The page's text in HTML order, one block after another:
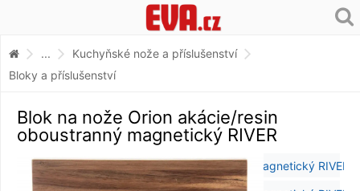
...
Kuchyňské nože a příslušenství
Bloky a příslušenství
Blok na nože Orion akácie/resin
oboustranný magnetický RIVER